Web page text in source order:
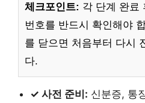
체크포인트: 각 단계 완료
번호를 반드시 확인해야
를 닫으면 처음부터 다시
다.
✓ 사전 준비: 신분증, 통